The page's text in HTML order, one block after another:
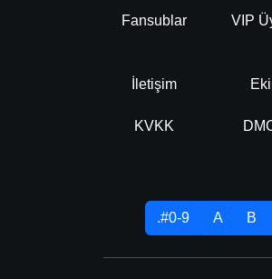
Fansublar VIP
İletişim
KVKK
.#0-9 A B